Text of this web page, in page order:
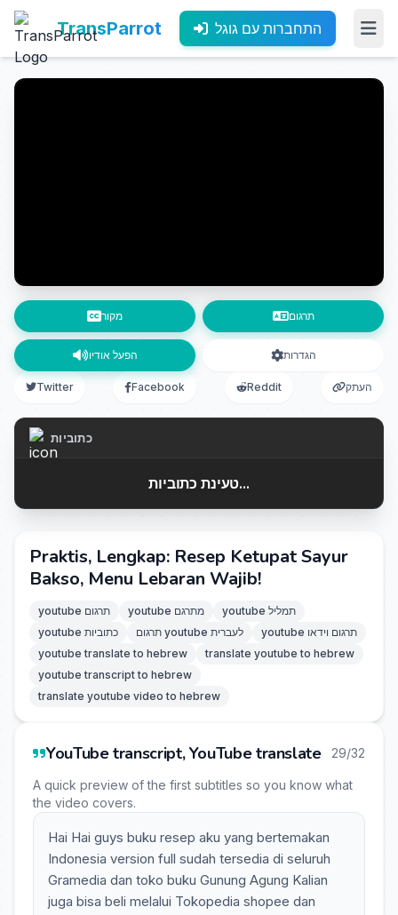
TransParrot התחברות עם גוגל
מקור תרגום
הפעל אודיו הגדרות
Twitter Facebook Reddit העתק
כתוביות
טעינת כתוביות...
Praktis, Lengkap: Resep Ketupat Sayur
Bakso, Menu Lebaran Wajib!
youtube תרגום youtube מתרגם
youtube תמליל
youtube כתוביות
תרגום youtube לעברית
youtube תרגום וידאו
youtube translate to hebrew
translate youtube to hebrew
youtube transcript to hebrew
translate youtube video to hebrew
YouTube transcript, YouTube translate 29/32
A quick preview of the first subtitles so you know what
the video covers.
Hai Hai guys buku resep aku yang bertemakan
Indonesia version full sudah tersedia di seluruh
Gramedia dan toko buku Gunung Agung Kalian
juga bisa beli melalui Tokopedia shopee dan